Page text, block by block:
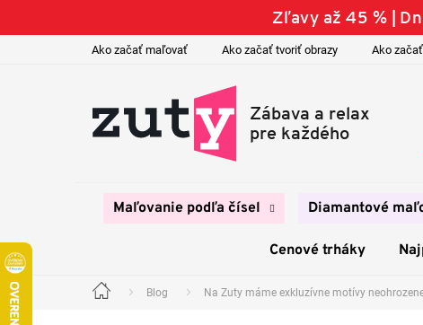
Zľavy až 45 % |
Ako začať maľovať Ako začať tvoriť obrazy Ako
Maľovanie podľa čísel Diamantové
Cenové trháky
Domov Blog Na Zuty máme exkluzívne motívy